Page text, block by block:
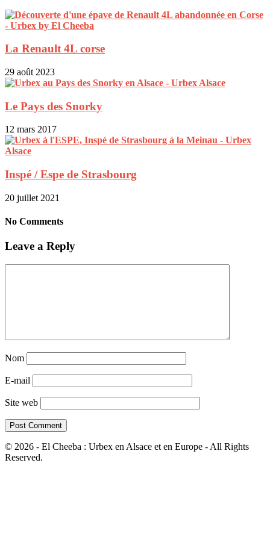
La Renault 4L corse
29 août 2023
Le Pays des Snorky
12 mars 2017
Inspé / Espe de Strasbourg
20 juillet 2021
No Comments
Leave a Reply
Nom
E-mail
Site web
© 2026 - El Cheeba : Urbex en Alsace et en Europe - All Rights
Reserved.